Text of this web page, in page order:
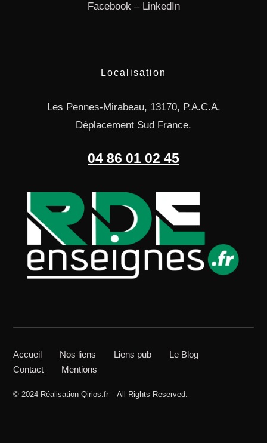
Facebook– LinkedIn
Localisation
Les Pennes-Mirabeau, 13170, P.A.C.A.
Déplacement Sud France.
04 86 01 02 45
Accueil Nos liens Liens pub
Le Blog
Contact
Mentions
© 2024 Réalisation Qirios.fr – All Rights Reserved.